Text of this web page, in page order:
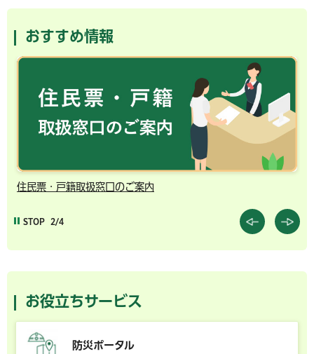
おすすめ情報
住民票・戸籍取扱窓口のご案内
STOP 2/4
お役立ちサービス
防災ポータル